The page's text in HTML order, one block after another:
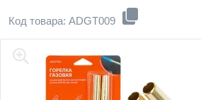
Код товара: ADGT009